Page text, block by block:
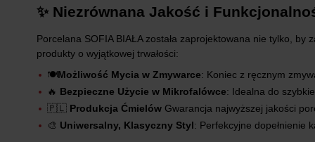
✨ Niezrównana Jakość i
Porcelana SOFIA BIAŁA została zaprojektowana nie tylko,
produkty o wyjątkowej trwałości:
🍽️Możliwość Mycia w Zmywarce: Koniec z ręcznym
🔥 Bezpieczne Użycie w Mikrofalówce: Idealna do
🇵🇱 Produkcja Ćmielów Gwarancja najwyższej jakości
🎨 Uniwersalny, Klasyczny Styl: Perfekcyjne dopełnienie